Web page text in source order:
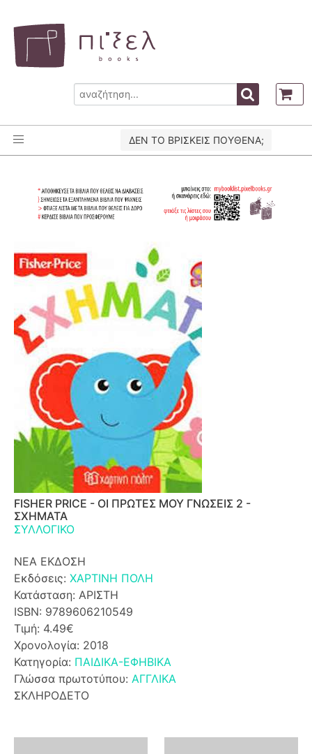
ΔΕΝ ΤΟ ΒΡΙΣΚΕΙΣ ΠΟΥΘΕΝΑ;
FISHER PRICE - ΟΙ ΠΡΩΤΕΣ ΜΟΥ ΓΝΩΣΕΙΣ 2 -
ΣΧΗΜΑΤΑ
ΣΥΛΛΟΓΙΚΟ
ΝΕΑ ΕΚΔΟΣΗ
Εκδόσεις: ΧΑΡΤΙΝΗ ΠΟΛΗ
Κατάσταση: ΑΡΙΣΤΗ
ISBN: 9789606210549
Τιμή: 4.49€
Χρονολογία: 2018
Κατηγορία: ΠΑΙΔΙΚΑ-ΕΦΗΒΙΚΑ
Γλώσσα πρωτοτύπου: ΑΓΓΛΙΚΑ
ΣΚΛΗΡΟΔΕΤΟ